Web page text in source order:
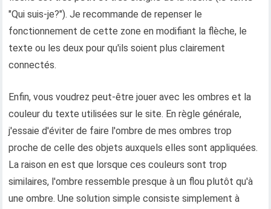
"Qui suis-je?"). Je recommande de repenser le
fonctionnement de cette zone en modifiant la flèche, le
texte ou les deux pour qu'ils soient plus clairement
connectés.
Enfin, vous voudrez peut-être jouer avec les ombres et la
couleur du texte utilisées sur le site. En règle générale,
j'essaie d'éviter de faire l'ombre de mes ombres trop
proche de celle des objets auxquels elles sont appliquées.
La raison en est que lorsque ces couleurs sont trop
similaires, l'ombre ressemble presque à un flou plutôt qu'à
une ombre. Une solution simple consiste simplement à